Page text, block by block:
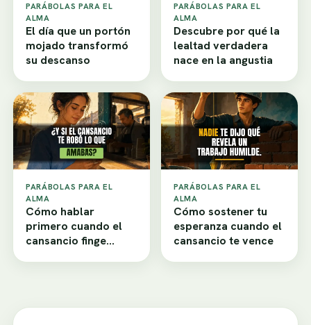
PARÁBOLAS PARA EL
ALMA
El día que un portón
mojado transformó
su descanso
PARÁBOLAS PARA EL
ALMA
Descubre por qué la
lealtad verdadera
nace en la angustia
PARÁBOLAS PARA EL
ALMA
Cómo hablar
primero cuando el
cansancio finge
PARÁBOLAS PARA EL
ALMA
Cómo sostener tu
esperanza cuando el
cansancio te vence